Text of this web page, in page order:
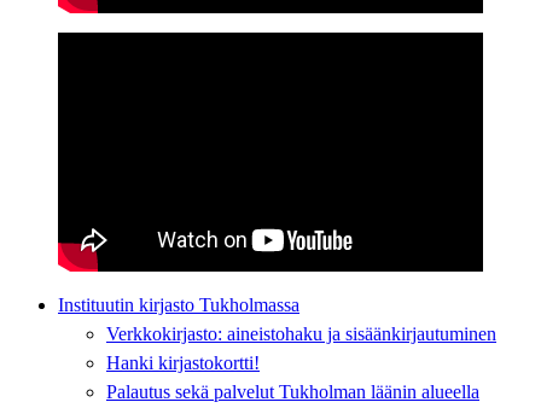
Instituutin kirjasto Tukholmassa
Verkkokirjasto: aineistohaku ja sisäänkirjautuminen
Hanki kirjastokortti!
Palautus sekä palvelut Tukholman läänin alueella